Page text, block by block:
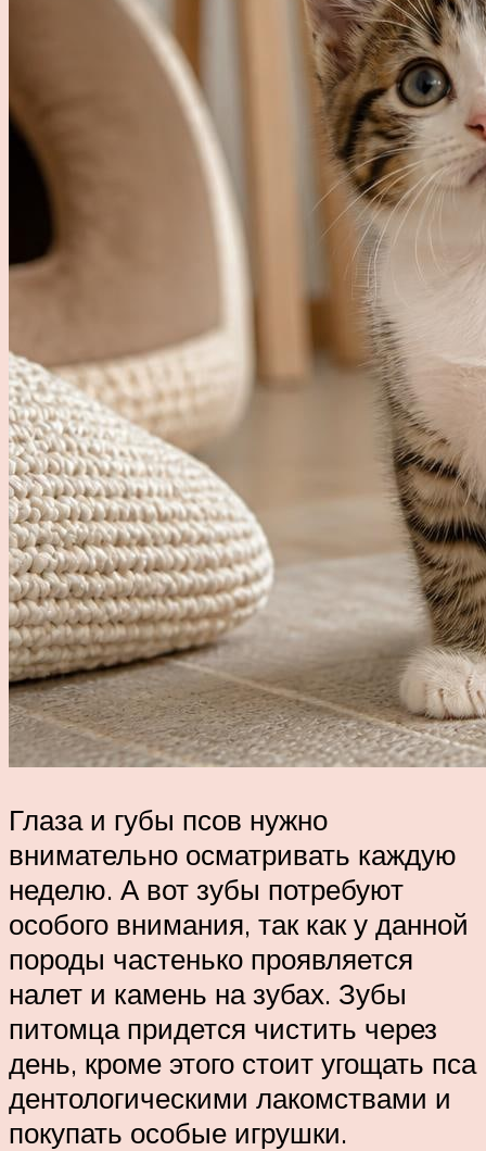
Глаза и губы псов нужно
внимательно осматривать каждую
неделю. А вот зубы потребуют
особого внимания, так как у данной
породы частенько проявляется
налет и камень на зубах. Зубы
питомца придется чистить через
день, кроме этого стоит угощать пса
дентологическими лакомствами и
покупать особые игрушки.